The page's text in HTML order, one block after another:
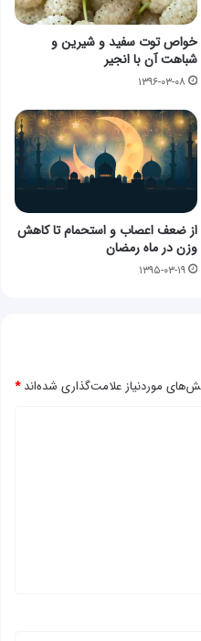
خواص توت سفید و شیرین و
شباهت آن با انجیر
۱۳۹۶-۰۳-۰۸
از ضعف اعصاب و استحمام تا کاهش
وزن در ماه رمضان
۱۳۹۵-۰۳-۱۹
موردنیاز علامت‌گذاری شده‌اند*